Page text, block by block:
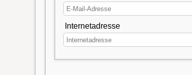
Internetadresse